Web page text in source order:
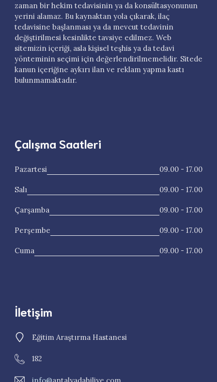
zaman bir hekim tedavisinin ya da konsültasyonunun
yerini alamaz. Bu kaynaktan yola çıkarak, ilaç
tedavisine başlanması ya da mevcut tedavinin
değiştirilmesi kesinlikte tavsiye edilmez. Web
sitemizin içeriği, asla kişisel teşhis ya da tedavi
yönteminin seçimi için değerlendirilmemelidir. Sitede
kanun içeriğine aykırı ilan ve reklam yapma kastı
bulunmamaktadır.
Çalışma Saatleri
Pazartesi 09.00 - 17.00
Salı 09.00 - 17.00
Çarşamba 09.00 - 17.00
Perşembe 09.00 - 17.00
Cuma 09.00 - 17.00
İletişim
Eğitim Araştırma Hastanesi
182